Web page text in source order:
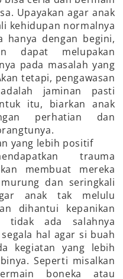
Upayakan agar anak
kehidupan normalnya
hanya dengan begini,
dapat melupakan
pada masalah yang
tetapi, pengawasan
jaminan pasti
itu, biarkan anak
perhatian dan
yang lebih positif
trauma
membuat mereka
dan seringkali
anak tak melulu
dihantui kepanikan
tidak ada salahnya
hal agar si buah
kegiatan yang lebih
Seperti misalkan
boneka atau